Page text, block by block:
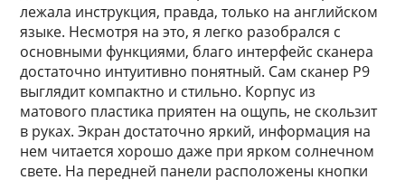
лежала инструкция, правда, только на английском
языке. Несмотря на это, я легко разобрался с
основными функциями, благо интерфейс сканера
достаточно интуитивно понятный. Сам сканер P9
выглядит компактно и стильно. Корпус из
матового пластика приятен на ощупь, не скользит
в руках. Экран достаточно яркий, информация на
нем читается хорошо даже при ярком солнечном
свете. На передней панели расположены кнопки